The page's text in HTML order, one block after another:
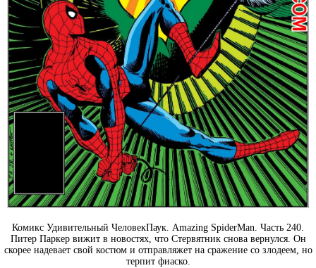
Комикс Удивительный ЧеловекПаук. Amazing SpiderMan. Часть 240.
Питер Паркер вижит в новостях, что Стервятник снова вернулся. Он
скорее надевает свой костюм и отправляжет на сражение со злодеем, но
терпит фиаско.